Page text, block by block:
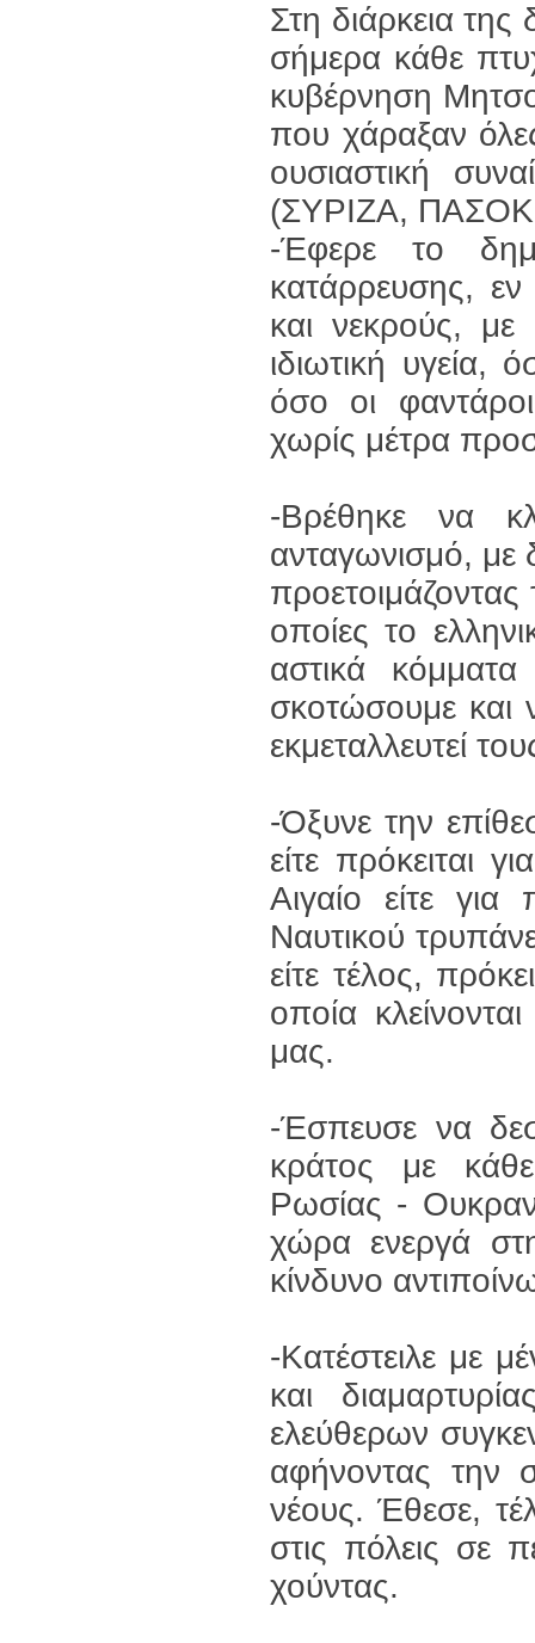
Στη διάρκεια
σήμερα κάθε
κυβέρνηση
που χάραξαν
ουσιαστική
(ΣΥΡΙΖΑ,
-Έφερε το
κατάρρευσης,
και νεκρούς,
ιδιωτική
όσο οι
χωρίς μέτρα
-Βρέθηκε να
ανταγωνισμό, με
οποίες το
αστικά
σκοτώσουμε και
εκμεταλλευτεί
-Όξυνε την
είτε πρόκειται
Αιγαίο είτε
Ναυτικού
είτε τέλος,
οποία
μας.
-Έσπευσε να
κράτος με
Ρωσίας -
χώρα ενεργά
κίνδυνο
-Κατέστειλε με
και
ελεύθερων
αφήνοντας την
νέους. Έθεσε,
στις πόλεις σε
χούντας.